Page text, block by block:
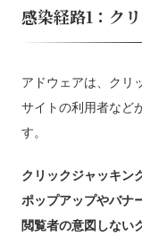
感染経路1：ク
アドウェアは、クリ
サイトの利用者など
す。
クリックジャッキン
ポップアップやバナ
閲覧者の意図しない